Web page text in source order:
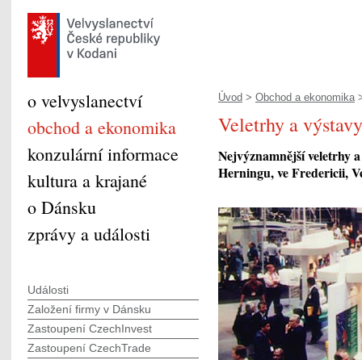
Úvod > Obchod a ekonomika
Veletrhy a výstavy
Nejvýznamnější veletrhy
Herningu, ve Fredericii,
o velvyslanectví
obchod a ekonomika
konzulární informace
kultura a krajané
o Dánsku
zprávy a události
Události
Založení firmy v Dánsku
Zastoupení CzechInvest
Zastoupení CzechTrade